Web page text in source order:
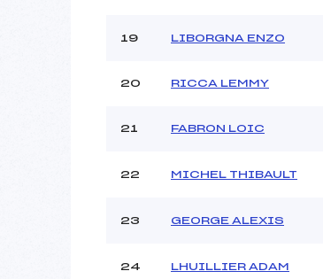
19 LIBORGNA ENZO
20 RICCA LEMMY
21 FABRON LOIC
22 MICHEL THIBAULT
23 GEORGE ALEXIS
24 LHUILLIER ADAM